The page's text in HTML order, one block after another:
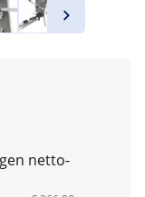
netto-